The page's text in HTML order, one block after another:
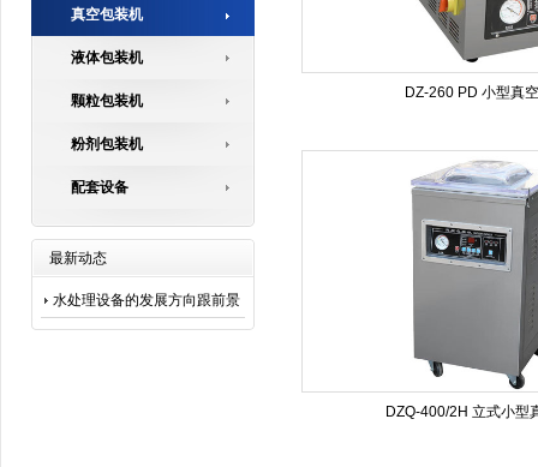
真空包装机
液体包装机
颗粒包装机
粉剂包装机
配套设备
最新动态
水处理设备的发展方向跟前景
DZ-260 PD 小型真
DZQ-400/2H 立式小型